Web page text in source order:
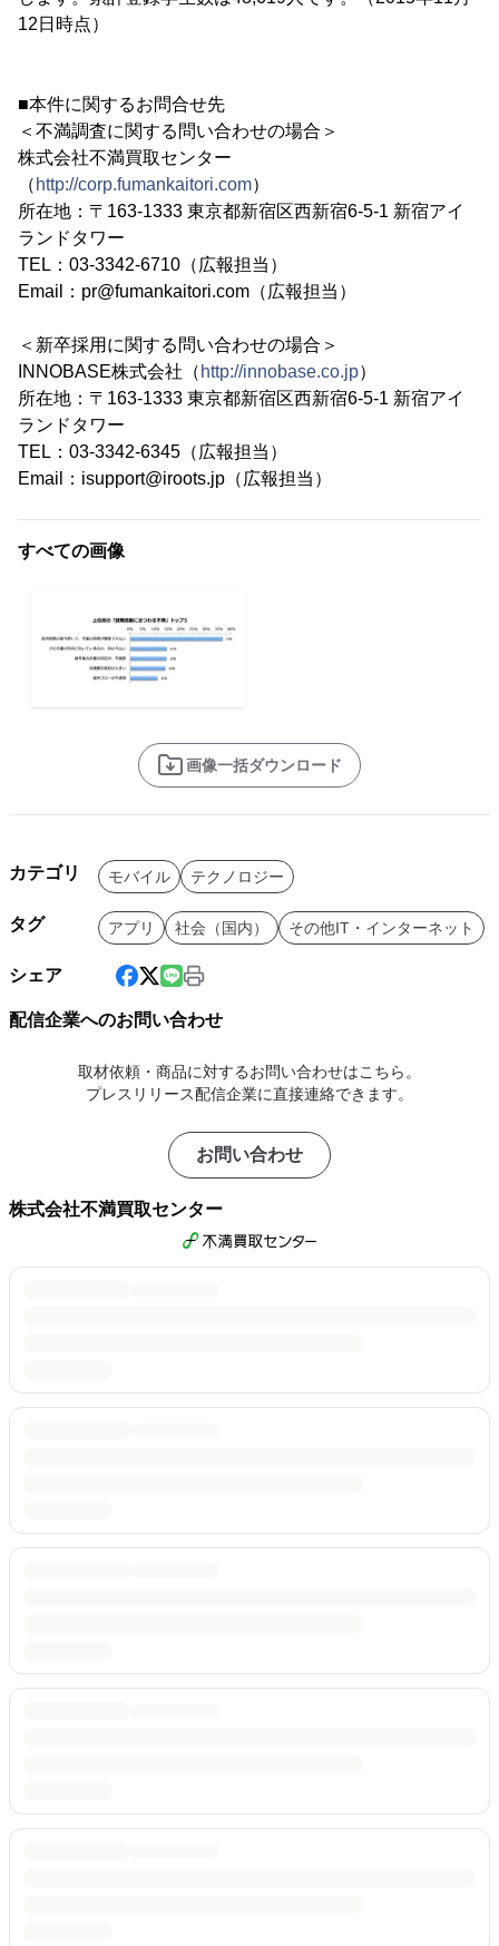
12日時点）
■本件に関するお問合せ先
＜不満調査に関する問い合わせの場合＞
株式会社不満買取センター
（ http://corp.fumankaitori.com）
所在地：〒163-1333 東京都新宿区西新宿6-5-1 新宿アイ
ランドタワー
TEL：03-3342-6710（広報担当）
Email：pr@fumankaitori.com（広報担当）
＜新卒採用に関する問い合わせの場合＞
INNOBASE株式会社（ http://innobase.co.jp）
所在地：〒163-1333 東京都新宿区西新宿6-5-1 新宿アイ
ランドタワー
TEL：03-3342-6345（広報担当）
Email：isupport@iroots.jp（広報担当）
すべての画像
画像一括ダウンロード
カテゴリ モバイル テクノロジー
タグ アプリ 社会（国内） その他IT・インターネット
シェア
配信企業へのお問い合わせ
取材依頼・商品に対するお問い合わせはこちら。
プレスリリース配信企業に直接連絡できます。
お問い合わせ
株式会社不満買取センター